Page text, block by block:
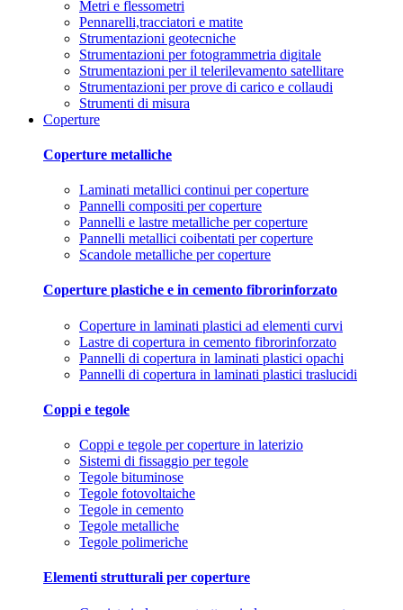
Metri e flessometri
Pennarelli,tracciatori e matite
Strumentazioni geotecniche
Strumentazioni per fotogrammetria digitale
Strumentazioni per il telerilevamento satellitare
Strumentazioni per prove di carico e collaudi
Strumenti di misura
Coperture
Coperture metalliche
Laminati metallici continui per coperture
Pannelli compositi per coperture
Pannelli e lastre metalliche per coperture
Pannelli metallici coibentati per coperture
Scandole metalliche per coperture
Coperture plastiche e in cemento fibrorinforzato
Coperture in laminati plastici ad elementi curvi
Lastre di copertura in cemento fibrorinforzato
Pannelli di copertura in laminati plastici opachi
Pannelli di copertura in laminati plastici traslucidi
Coppi e tegole
Coppi e tegole per coperture in laterizio
Sistemi di fissaggio per tegole
Tegole bituminose
Tegole fotovoltaiche
Tegole in cemento
Tegole metalliche
Tegole polimeriche
Elementi strutturali per coperture